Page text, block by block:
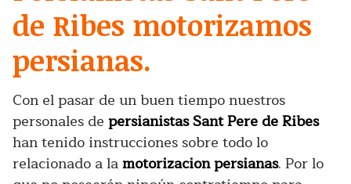
de Ribes motorizamos
persianas.
Con el pasar de un buen tiempo nuestros
personales de persianistas Sant Pere de Ribes
han tenido instrucciones sobre todo lo
relacionado a lamotorizacion persianas. Por lo